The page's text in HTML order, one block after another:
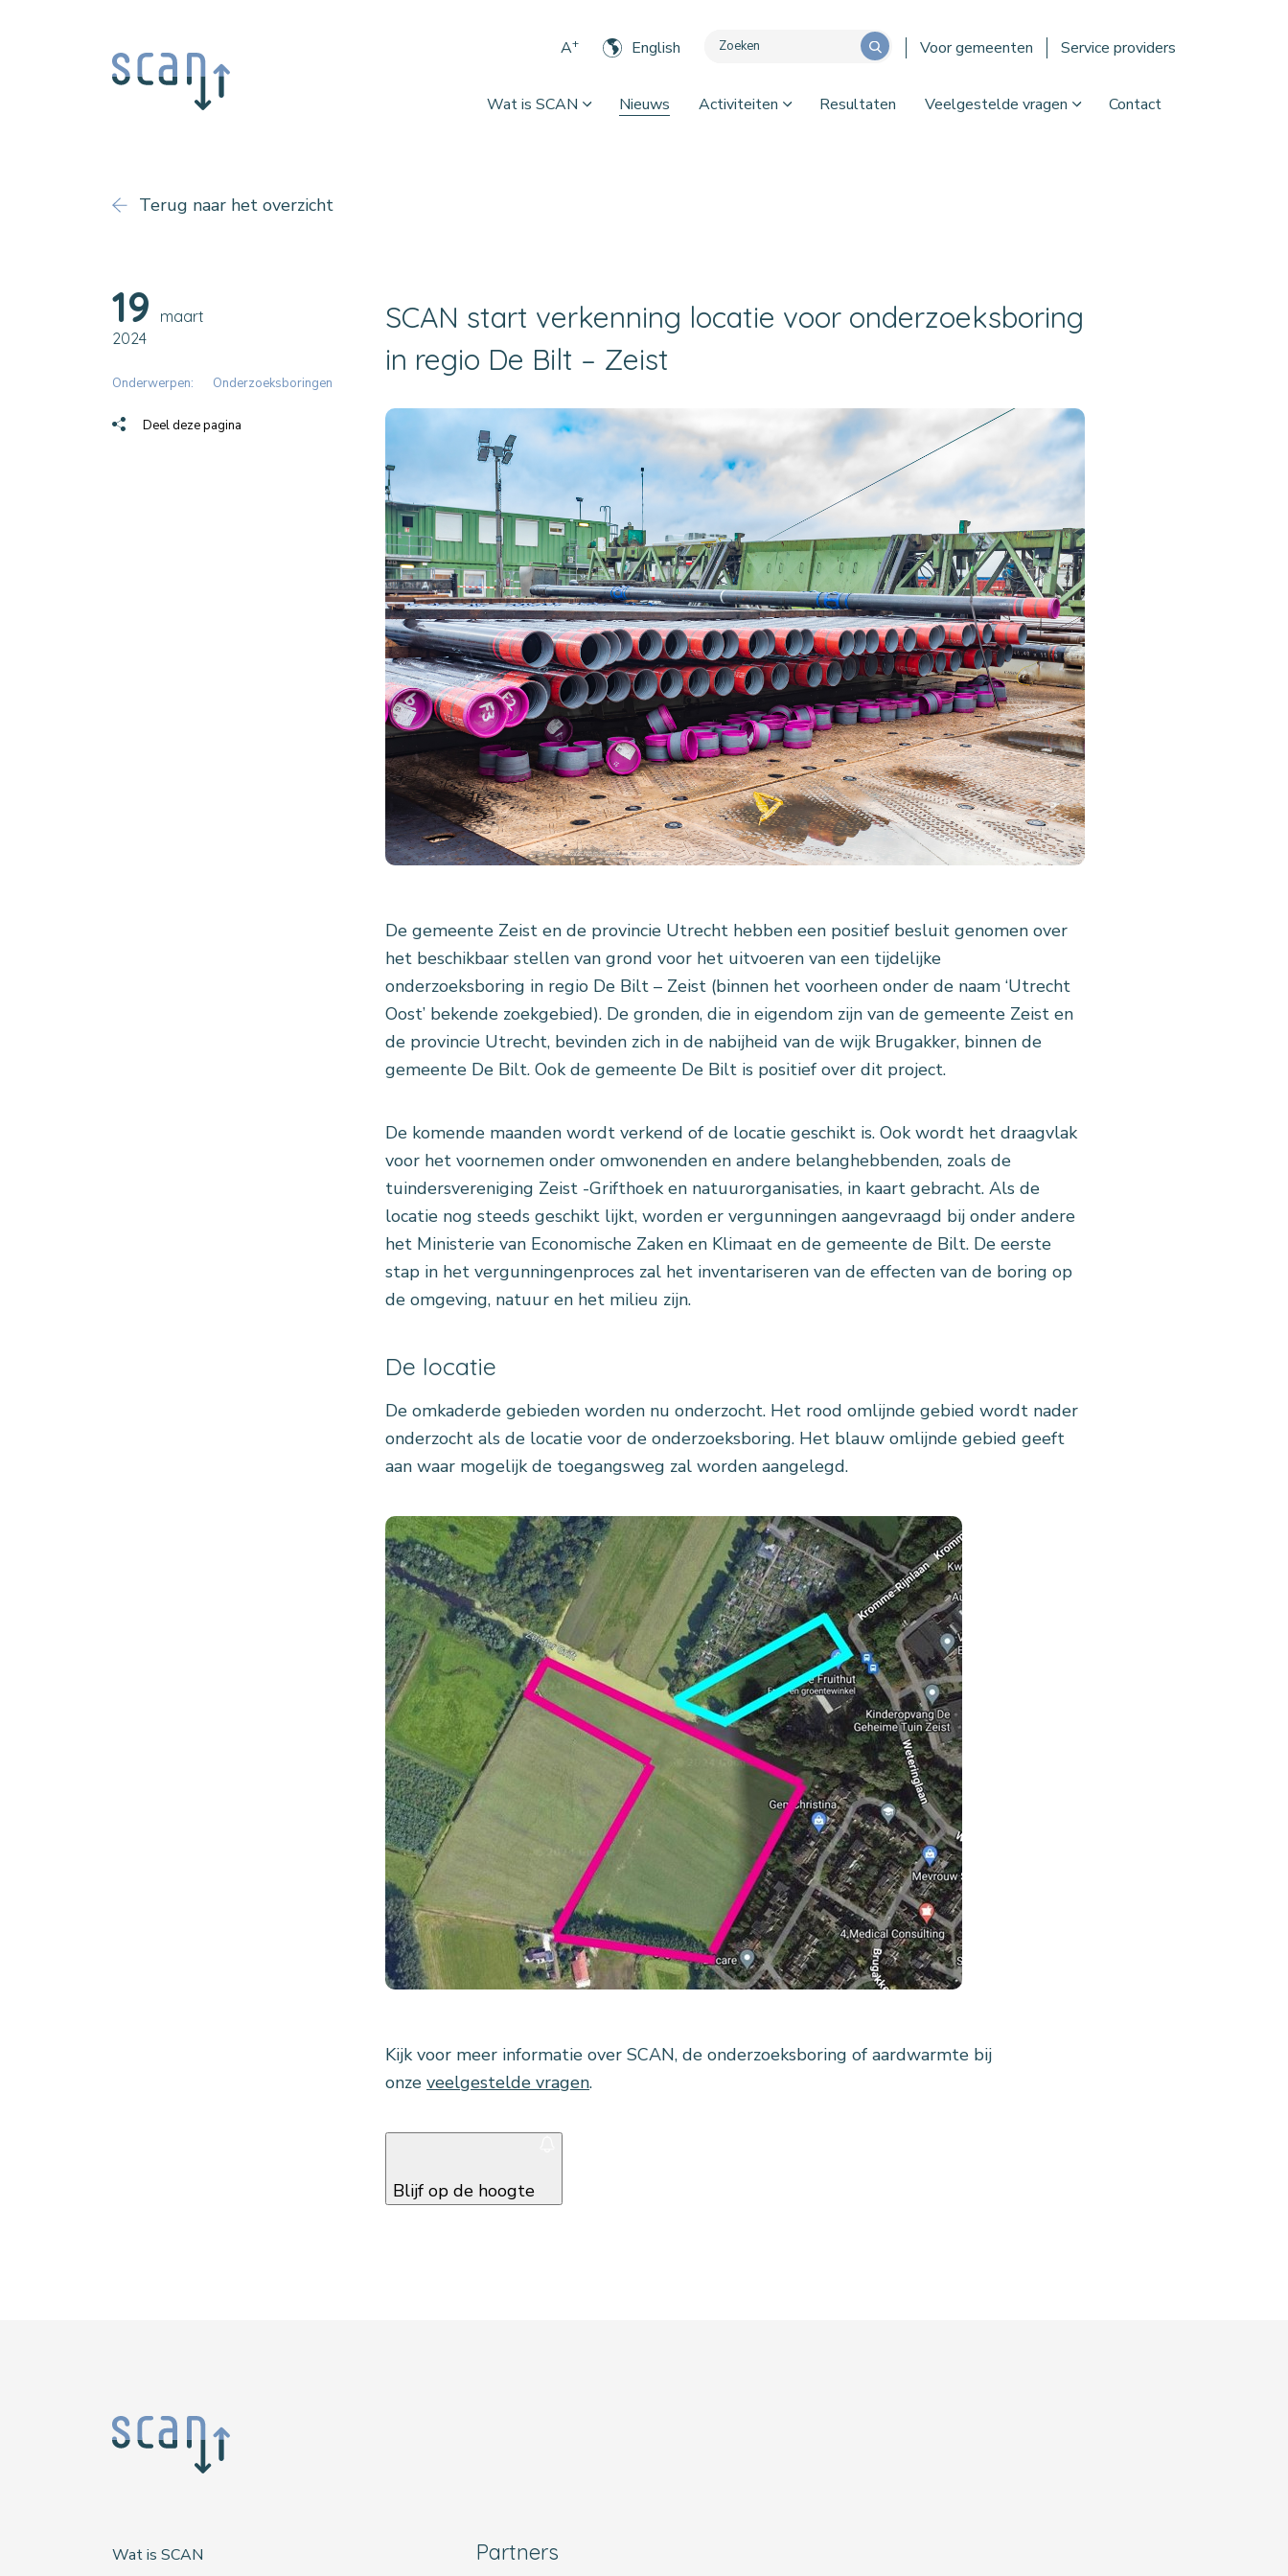
A+ English Voor gemeenten Service providers
Wat is SCAN Nieuws Activiteiten Resultaten Veelgestelde vragen Contact
Terug naar het overzicht
19
maart
2024
Onderwerpen: Onderzoeksboringen
Deel deze pagina
SCAN start verkenning locatie voor onderzoeksboring
in regio De Bilt – Zeist
De gemeente Zeist en de provincie Utrecht hebben een positief besluit genomen over
het beschikbaar stellen van grond voor het uitvoeren van een tijdelijke
onderzoeksboring in regio De Bilt – Zeist (binnen het voorheen onder de naam ‘Utrecht
Oost’ bekende zoekgebied). De gronden, die in eigendom zijn van de gemeente Zeist en
de provincie Utrecht, bevinden zich in de nabijheid van de wijk Brugakker, binnen de
gemeente De Bilt. Ook de gemeente De Bilt is positief over dit project.
De komende maanden wordt verkend of de locatie geschikt is. Ook wordt het draagvlak
voor het voornemen onder omwonenden en andere belanghebbenden, zoals de
tuindersvereniging Zeist -Grifthoek en natuurorganisaties, in kaart gebracht. Als de
locatie nog steeds geschikt lijkt, worden er vergunningen aangevraagd bij onder andere
het Ministerie van Economische Zaken en Klimaat en de gemeente de Bilt. De eerste
stap in het vergunningenproces zal het inventariseren van de effecten van de boring op
de omgeving, natuur en het milieu zijn.
De locatie
De omkaderde gebieden worden nu onderzocht. Het rood omlijnde gebied wordt nader
onderzocht als de locatie voor de onderzoeksboring. Het blauw omlijnde gebied geeft
aan waar mogelijk de toegangsweg zal worden aangelegd.
Kijk voor meer informatie over SCAN, de onderzoeksboring of aardwarmte bij
onze veelgestelde vragen.
Blijf op de hoogte
Wat is SCAN Partners